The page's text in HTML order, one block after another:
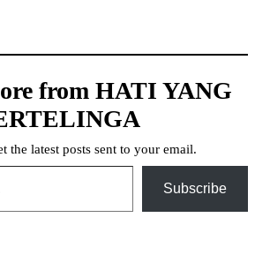
from HATI YANG
the latest posts sent to your email.
Subscribe